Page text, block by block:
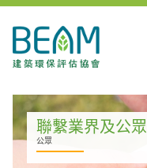
聯繫業界及公眾
公眾